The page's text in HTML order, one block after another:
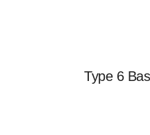
Type 6